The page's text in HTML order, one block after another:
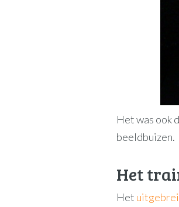
Het was ook
beeldbuizen.
Het
Het